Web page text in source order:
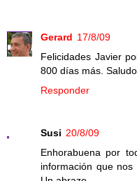
Gerard 17/8/09
Felicidades Javier
800 días más.
Responder
Susi 20/8/09
Enhorabuena por
información que